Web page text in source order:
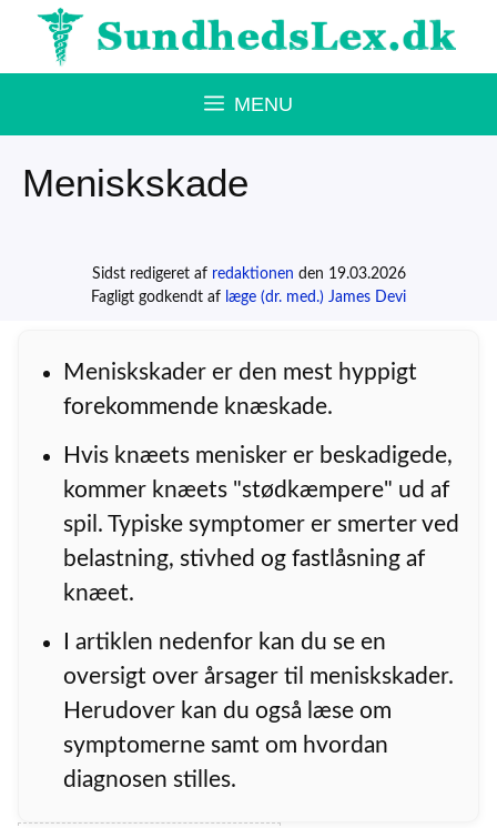
Hop
MENU
Meniskskade
Sidst redigeret af redaktionen den 19.03.2026
Fagligt godkendt af læge (dr. med.) James Devi
Meniskskader er den mest hyppigt
forekommende knæskade.
Hvis knæets menisker er beskadigede,
kommer knæets "stødkæmpere" ud af
spil. Typiske symptomer er smerter ved
belastning, stivhed og fastlåsning af
knæet.
I artiklen nedenfor kan du se en
oversigt over årsager til meniskskader.
Herudover kan du også læse om
symptomerne samt om hvordan
diagnosen stilles.